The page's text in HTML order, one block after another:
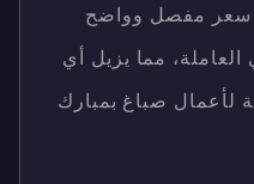
سعر مفصل وواضح
مما يزيل أي
لأعمال صباغ بمبارك